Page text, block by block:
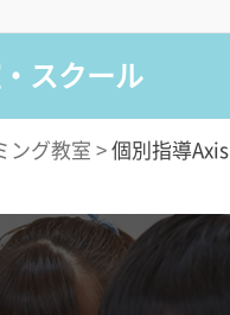
スクール
ング教室 > 個別指導Axis